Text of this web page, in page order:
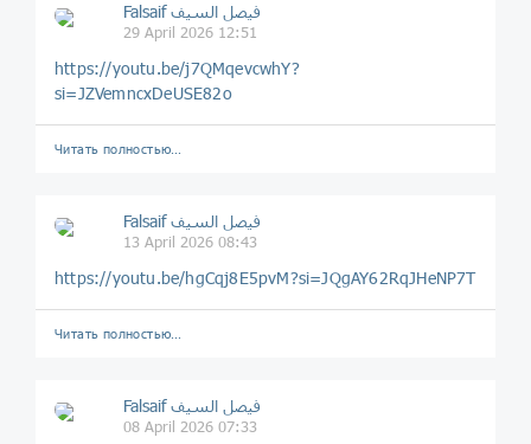
Falsaif فيصل السيف
29 April 2026 12:51
https://youtu.be/j7QMqevcwhY?
si=JZVemncxDeUSE82o
Читать полностью…
Falsaif فيصل السيف
13 April 2026 08:43
https://youtu.be/hgCqj8E5pvM?si=JQgAY62RqJHeNP7T
Читать полностью…
Falsaif فيصل السيف
08 April 2026 07:33